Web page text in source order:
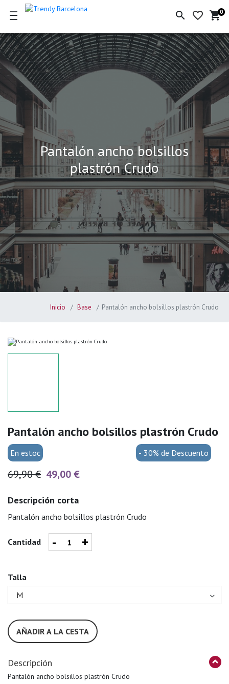
search favorite_border
la
0
shopping_cart
Pantalón ancho bolsillos
plastrón Crudo
Inicio Base Pantalón ancho bolsillos plastrón Crudo
Pantalón ancho bolsillos plastrón Crudo
En estoc - 30% de Descuento
69,90 € 49,00 €
Descripción corta
Pantalón ancho bolsillos plastrón Crudo
Cantidad - +
Talla
AÑADIR A LA CESTA
Descripción
Pantalón ancho bolsillos plastrón Crudo